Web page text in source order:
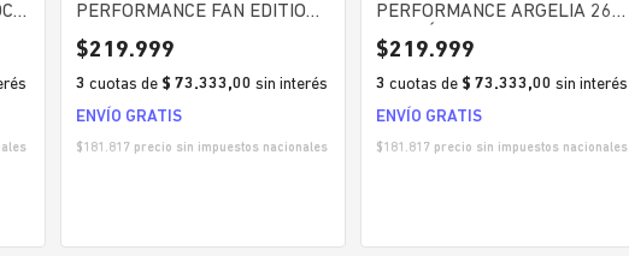
PERFORMANCE FAN EDITION
HOMBRE
$219.999
3 cuotas de $ 73.333,00 sin interés
ENVÍO GRATIS
$181.817 precio sin impuestos nacionales
PERFORMANCE ARGELIA 26
VERSIÓN JUGADOR HOMBRE
$219.999
3 cuotas de $ 73.333,00 sin interés
ENVÍO GRATIS
$181.817 precio sin impuestos nacionales